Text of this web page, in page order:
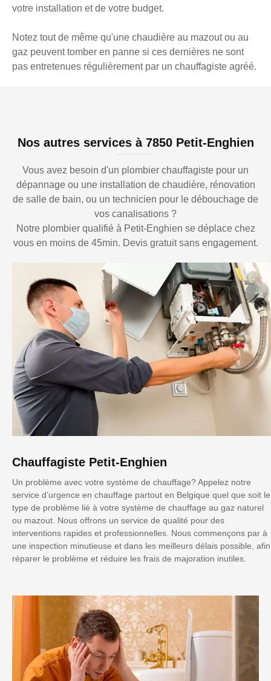
votre installation et de votre budget.
Notez tout de même qu'une chaudière au mazout ou au
gaz peuvent tomber en panne si ces dernières ne sont
pas entretenues régulièrement par un chauffagiste agréé.
Nos autres services à 7850 Petit-Enghien
Vous avez besoin d'un plombier chauffagiste pour un
dépannage ou une installation de chaudière, rénovation
de salle de bain, ou un technicien pour le débouchage de
vos canalisations ?
Notre plombier qualifié à Petit-Enghien se déplace chez
vous en moins de 45min. Devis gratuit sans engagement.
Chauffagiste Petit-Enghien
Un problème avec votre système de chauffage? Appelez notre
service d’urgence en chauffage partout en Belgique quel que soit le
type de problème lié à votre système de chauffage au gaz naturel
ou mazout. Nous offrons un service de qualité pour des
interventions rapides et professionnelles. Nous commençons par à
une inspection minutieuse et dans les meilleurs délais possible, afin
réparer le problème et réduire les frais de majoration inutiles.